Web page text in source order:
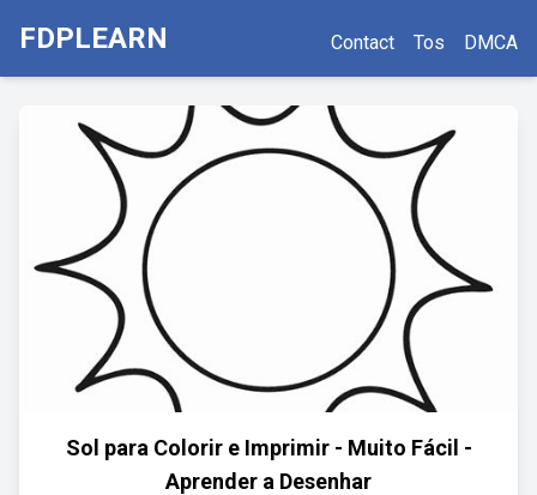
FDPLEARN Contact Tos DMCA
Sol para Colorir e Imprimir - Muito Fácil -
Aprender a Desenhar